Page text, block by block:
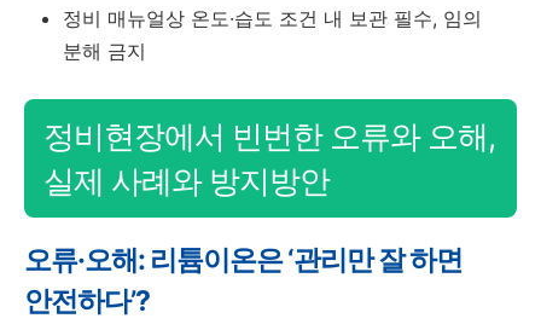
정비 매뉴얼상 온도·습도 조건 내 보관 필수, 임의
분해 금지
정비현장에서 빈번한 오류와 오해,
실제 사례와 방지방안
오류·오해: 리튬이온은 ‘관리만 잘 하면
안전하다’?